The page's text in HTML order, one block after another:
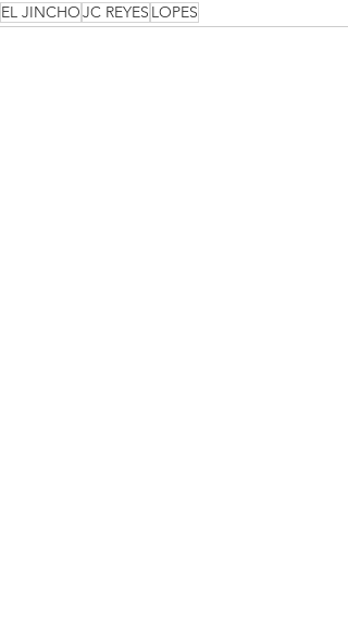
EL JINCHOJC REYES LOPES